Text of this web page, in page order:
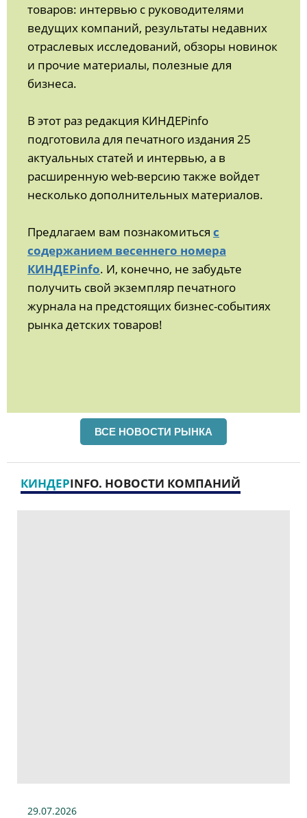
товаров: интервью с руководителями
ведущих компаний, результаты недавних
отраслевых исследований, обзоры новинок
и прочие материалы, полезные для
бизнеса.
В этот раз редакция КИНДЕРinfo
подготовила для печатного издания 25
актуальных статей и интервью, а в
расширенную web-версию также войдет
несколько дополнительных материалов.
Предлагаем вам познакомиться с
содержанием весеннего номера
КИНДЕРinfo. И, конечно, не забудьте
получить свой экземпляр печатного
журнала на предстоящих бизнес-событиях
рынка детских товаров!
ВСЕ НОВОСТИ РЫНКА
КИНДЕРINFO. НОВОСТИ КОМПАНИЙ
29.07.2026